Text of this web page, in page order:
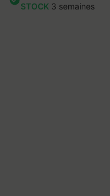
STOCK 3 semaines